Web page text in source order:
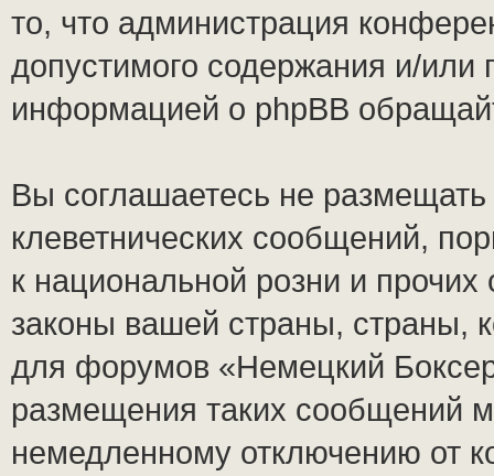
то, что администрация
допустимого содержания и/или
информацией о phpBB
Вы соглашаетесь не
клеветнических сообщений,
к национальной розни и
законы вашей страны, страны,
для форумов «Немецкий
размещения таких сообщений
немедленному отключению от